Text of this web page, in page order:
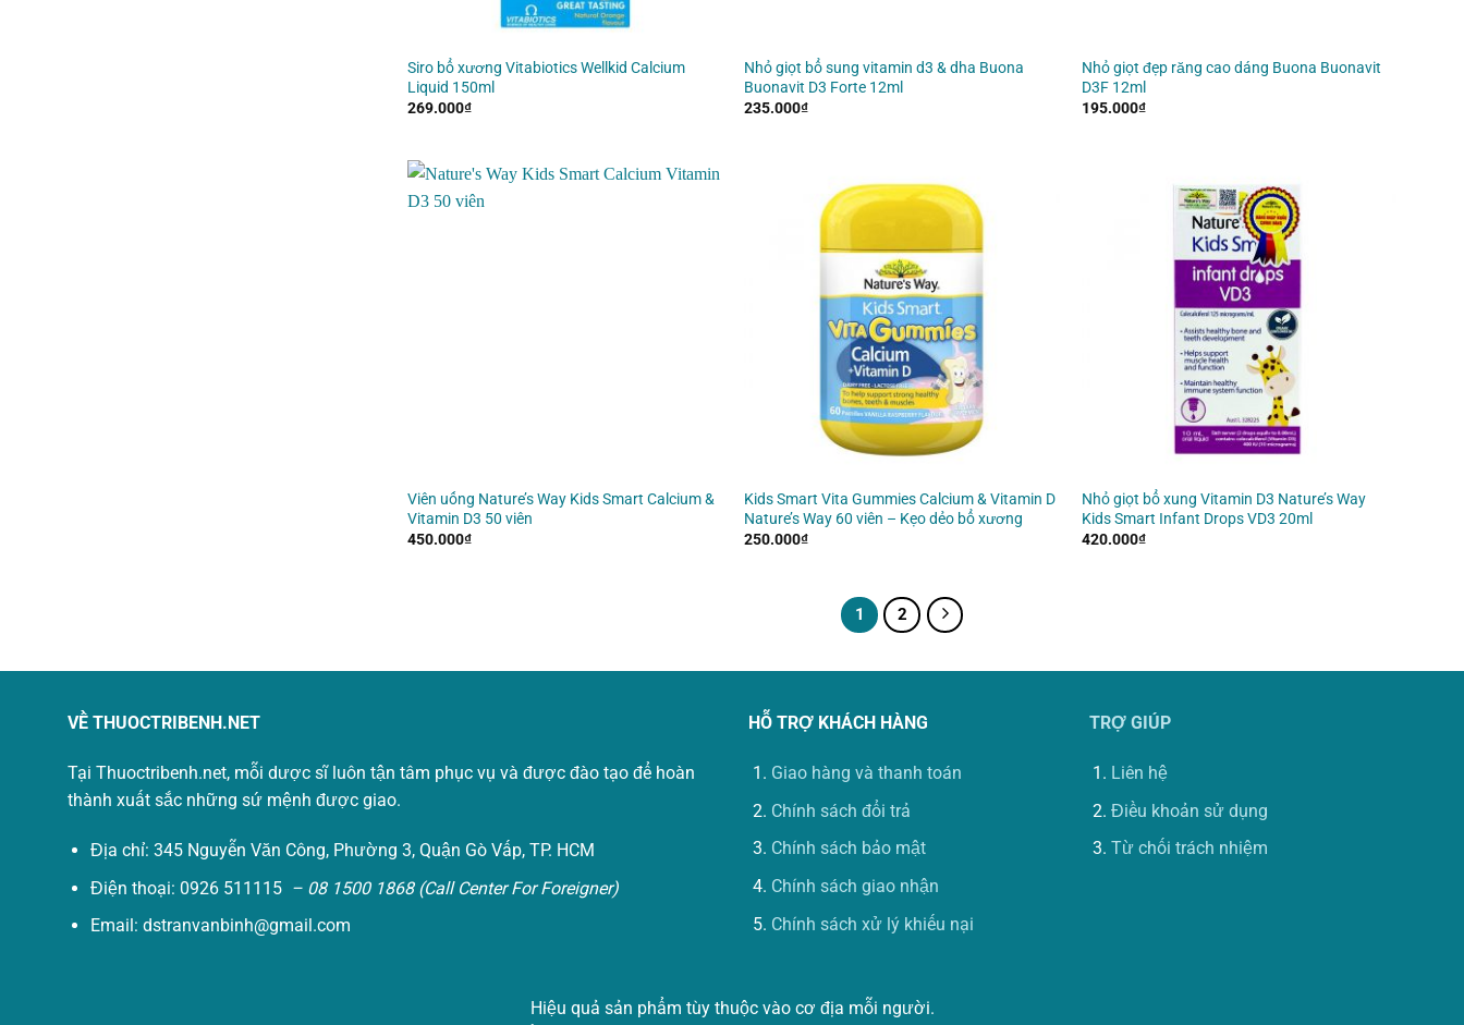
Siro bổ xương Vitabiotics Wellkid Calcium
Liquid 150ml
269.000₫
Nhỏ giọt bổ sung vitamin d3 & dha Buona
Buonavit D3 Forte 12ml
235.000₫
Nhỏ giọt đẹp răng cao dáng Buona Buonavit
D3F 12ml
195.000₫
Viên uống Nature’s Way Kids Smart Calcium &
Vitamin D3 50 viên
450.000₫
Kids Smart Vita Gummies Calcium & Vitamin D
Nature’s Way 60 viên – Kẹo dẻo bổ xương
250.000₫
Nhỏ giọt bổ xung Vitamin D3 Nature’s Way
Kids Smart Infant Drops VD3 20ml
420.000₫
1 2
VỀ THUOCTRIBENH.NET
Tại Thuoctribenh.net, mỗi dược sĩ luôn tận tâm phục vụ và được đào tạo để hoàn
thành xuất sắc những sứ mệnh được giao.
Địa chỉ: 345 Nguyễn Văn Công, Phường 3, Quận Gò Vấp, TP. HCM
Điện thoại: 0926 511115 – 08 1500 1868 (Call Center For Foreigner)
Email: dstranvanbinh@gmail.com
HỖ TRỢ KHÁCH HÀNG
Giao hàng và thanh toán
Chính sách đổi trả
Chính sách bảo mật
Chính sách giao nhận
Chính sách xử lý khiếu nại
TRỢ GIÚP
Liên hệ
Điều khoản sử dụng
Từ chối trách nhiệm
Hiệu quả sản phẩm tùy thuộc vào cơ địa mỗi người.